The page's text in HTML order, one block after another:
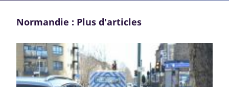
Normandie : Plus d'articles